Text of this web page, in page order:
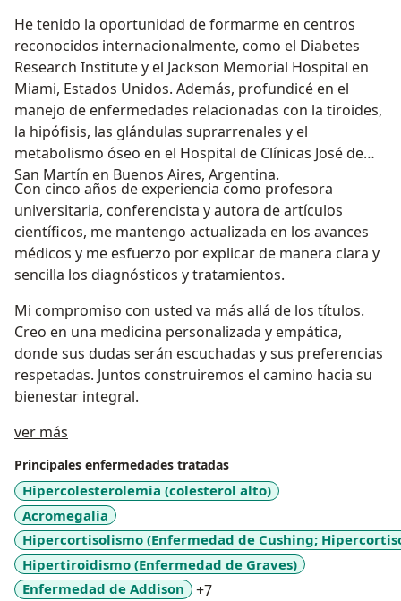
He tenido la oportunidad de formarme en centros
reconocidos internacionalmente, como el Diabetes
Research Institute y el Jackson Memorial Hospital en
Miami, Estados Unidos. Además, profundicé en el
manejo de enfermedades relacionadas con la tiroides,
la hipófisis, las glándulas suprarrenales y el
metabolismo óseo en el Hospital de Clínicas José de
San Martín en Buenos Aires, Argentina.
Con cinco años de experiencia como profesora
universitaria, conferencista y autora de artículos
científicos, me mantengo actualizada en los avances
médicos y me esfuerzo por explicar de manera clara y
sencilla los diagnósticos y tratamientos.
Mi compromiso con usted va más allá de los títulos.
Creo en una medicina personalizada y empática,
donde sus dudas serán escuchadas y sus preferencias
respetadas. Juntos construiremos el camino hacia su
bienestar integral.
ver más
Principales enfermedades tratadas
Hipercolesterolemia (colesterol alto)
Acromegalia
Hipercortisolismo (Enfermedad de Cushing;
Hipertiroidismo (Enfermedad de Graves)
Enfermedad de Addison
+7a11y_sr_more_diseases